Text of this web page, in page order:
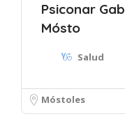
Psiconar
Mósto
Salud
Móstoles